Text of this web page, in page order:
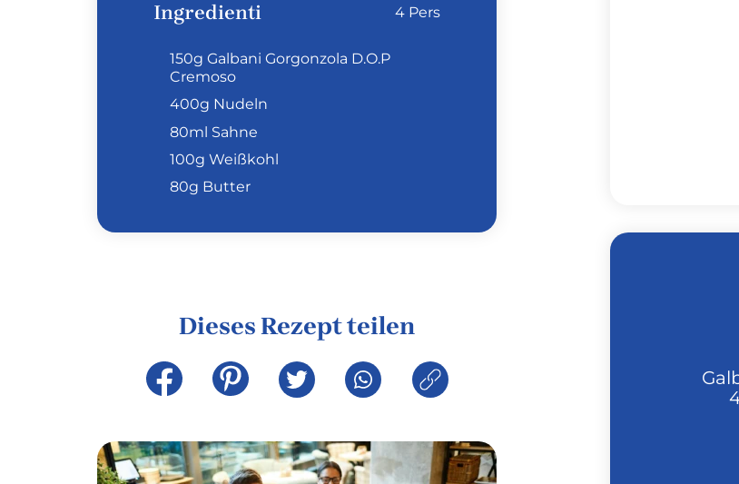
Ingredienti 4 Pers
150g Galbani Gorgonzola D.O.P
Cremoso
400g Nudeln
80ml Sahne
100g Weißkohl
80g Butter
Dieses Rezept teilen